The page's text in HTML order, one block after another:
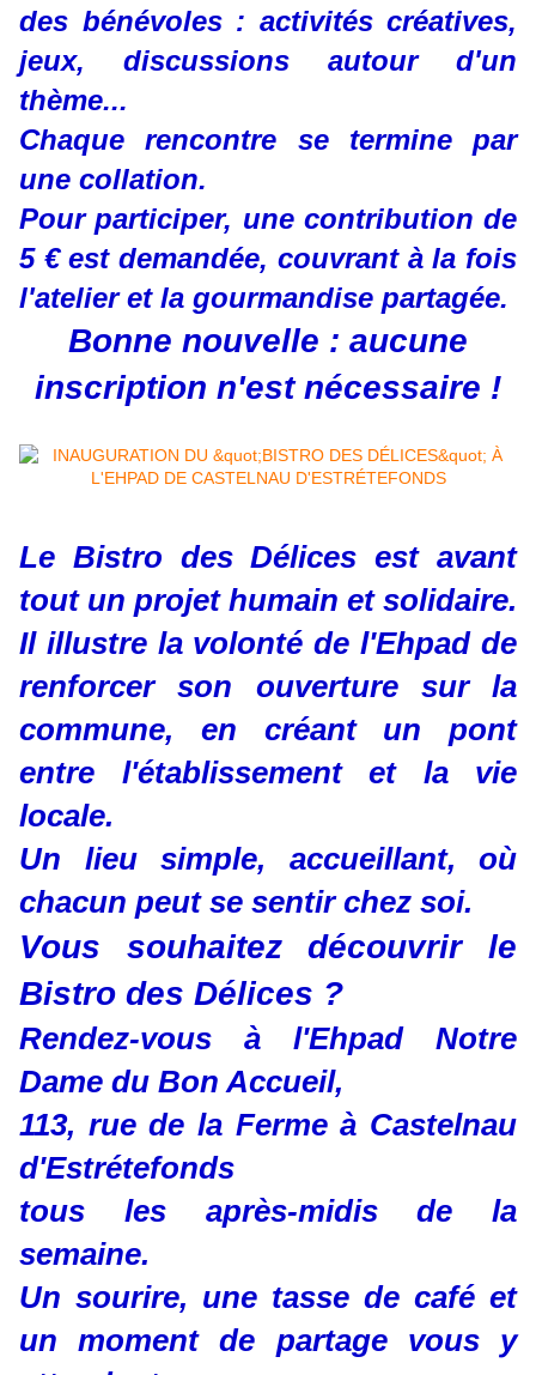
des bénévoles : activités créatives,
jeux, discussions autour d'un
thème...
Chaque rencontre se termine par
une collation.
Pour participer, une contribution de
5 € est demandée, couvrant à la fois
l'atelier et la gourmandise partagée.
Bonne nouvelle : aucune
inscription n'est nécessaire !
Le Bistro des Délices est avant
tout un projet humain et solidaire.
Il illustre la volonté de l'Ehpad de
renforcer son ouverture sur la
commune, en créant un pont
entre l'établissement et la vie
locale.
Un lieu simple, accueillant, où
chacun peut se sentir chez soi.
Vous souhaitez découvrir le
Bistro des Délices ?
Rendez-vous à l'Ehpad Notre
Dame du Bon Accueil,
113, rue de la Ferme à Castelnau
d'Estrétefonds
tous les après-midis de la
semaine.
Un sourire, une tasse de café et
un moment de partage vous y